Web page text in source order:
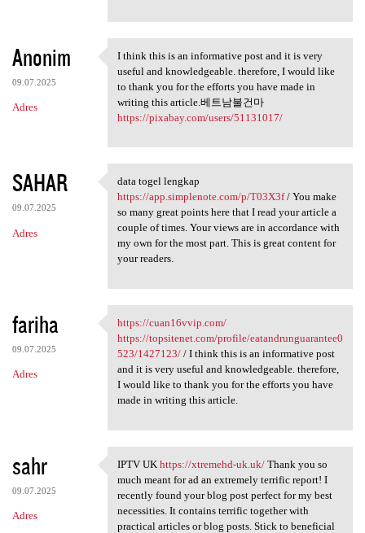
Anonim
09.07.2025
Adres
I think this is an
I think this is an informative post and it is very
useful and knowledgeable. therefore, I would like
to thank you for the efforts you have made in
writing this article.베트남불건마
https://pixabay.com/users/51131017/
SAHAR
09.07.2025
Adres
data togel lengkap https:/
data togel lengkap
https://app.simplenote.com/p/T03X3f/ You make
so many great points here that I read your article a
couple of times. Your views are in accordance with
my own for the most part. This is great content for
your readers.
fariha
09.07.2025
Adres
https://cuan16vvip.com/ https
https://cuan16vvip.com/
https://topsitenet.com/profile/eatandrunguarantee0
523/1427123// I think this is an informative post
and it is very useful and knowledgeable. therefore,
I would like to thank you for the efforts you have
made in writing this article.
sahr
09.07.2025
Adres
IPTV UK https://xtremehd-uk
IPTV UK https://xtremehd-uk.uk/Thank you so
much meant for ad an extremely terrific report! I
recently found your blog post perfect for my best
necessities. It contains terrific together with
practical articles or blog posts. Stick to beneficial